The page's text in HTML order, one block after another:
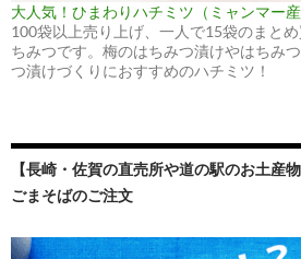
大人気！ひまわりハチミツ（ミャンマー
100袋以上売り上げ、一人で15袋のまと
ちみつです。梅のはちみつ漬けやはちみ
つ漬けづくりにおすすめのハチミツ！
【長崎・佐賀の直売所や道の駅のお土産
ごまそばのご注文